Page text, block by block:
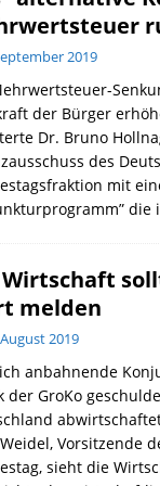
2019
der Bürger
Dr. Bruno
des
mit
die
melden
2019
anbahnende
der GroKo
Vorsitzende
sieht die
der